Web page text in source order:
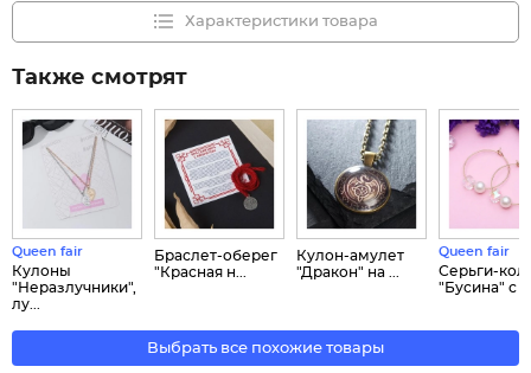
Характеристики товара
Также смотрят
Queen fair
Кулоны
"Неразлучники",
лу...
Браслет-оберег
"Красная н...
Кулон-амулет
"Дракон" на ...
Queen fair
Серьги-
"Бусина" с ...
Выбрать все похожие товары